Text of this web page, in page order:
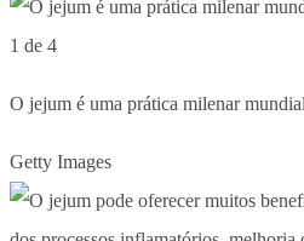
1 de 4
O jejum é uma prática milenar
Getty Images